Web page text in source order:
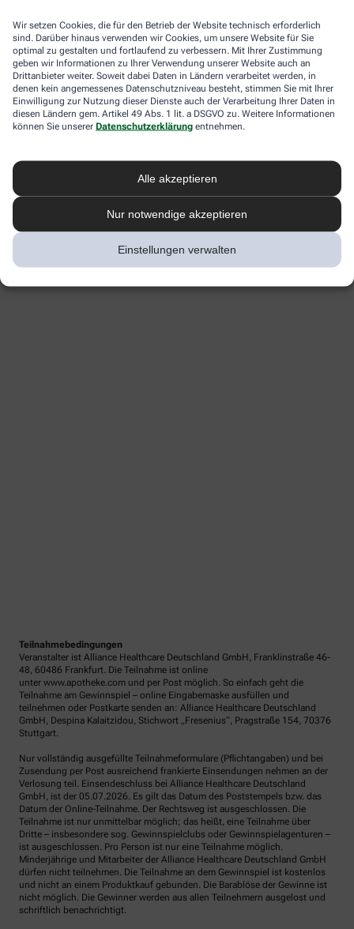
Wir setzen Cookies, die für den Betrieb der Website technisch erforderlich
sind. Darüber hinaus verwenden wir Cookies, um unsere Website für Sie
optimal zu gestalten und fortlaufend zu verbessern. Mit Ihrer Zustimmung
geben wir Informationen zu Ihrer Verwendung unserer Website auch an
Drittanbieter weiter. Soweit dabei Daten in Ländern verarbeitet werden, in
denen kein angemessenes Datenschutzniveau besteht, stimmen Sie mit Ihrer
Einwilligung zur Nutzung dieser Dienste auch der Verarbeitung Ihrer Daten in
diesen Ländern gem. Artikel 49 Abs. 1 lit. a DSGVO zu. Weitere Informationen
können Sie unserer Datenschutzerklärung entnehmen.
Alle akzeptieren
Nur notwendige akzeptieren
Einstellungen verwalten
Teilnahmebedingungen
Veranstalter ist Alliance Healthcare Deutschland GmbH, Franklinstraße 46-
48, 60486 Frankfurt. Die Teilnahme ist online
unter www.apotheke.com und per Post möglich. So einfach geht die
Teilnahme am Gewinnspiel – online Eingabemaske ausfüllen und
teilnehmen oder Postkarte senden an: Alliance Healthcare Deutschland
GmbH, Despina Kalaitzidou, Stichwort „Fresenius“, Pragstraße 154, 70376
Stuttgart.
Nur vollständig ausgefüllte Teilnahmeformulare (Pflichtangaben) und bei
Zusendung per Post ausreichend frankierte Einsendungen nehmen an der
Verlosung teil. Einsendeschluss bei Alliance Healthcare Deutschland
GmbH, ist der 05.07.2026. Es gilt das Datum des Poststempels bzw. das
Datum der Online-Teilnahme. Der Rechtsweg ist ausgeschlossen. Die
Teilnahme ist nur unmittelbar möglich; das heißt, eine Teilnahme über
Dritte – insbesondere sog. Gewinnspielclubs oder Gewinnspielagenturen –
ist ausgeschlossen. Pro Person ist nur eine Teilnahme möglich.
Minderjährige und Mitarbeiter der Alliance Healthcare Deutschland GmbH
dürfen nicht teilnehmen. Die Teilnahme an dem Gewinnspiel ist kostenlos
und nicht an einem Produktkauf gebunden. Die Barablöse der Gewinne ist
nicht möglich. Die Gewinner werden aus allen Teilnehmern ausgelost und
schriftlich benachrichtigt.